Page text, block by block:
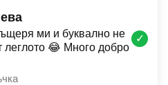
ми и буквално не
леглото 😂 Много добро
✓